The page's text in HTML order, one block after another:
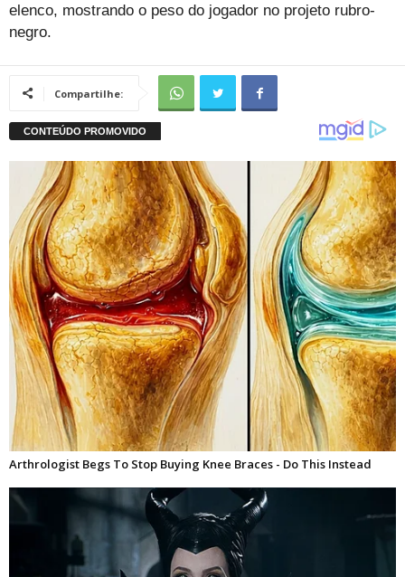
elenco, mostrando o peso do jogador no projeto rubro-
negro.
Compartilhe: